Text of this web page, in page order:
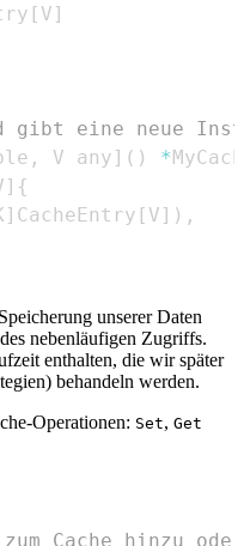
[ V ]
eine neue
, V any ] ( ) *
] {
] CacheEntry [ V ] ) ,
unserer Daten
nebenläufigen Zugriffs.
enthalten, die wir später
behandeln werden.
Operationen: Set, Get
Cache hinzu